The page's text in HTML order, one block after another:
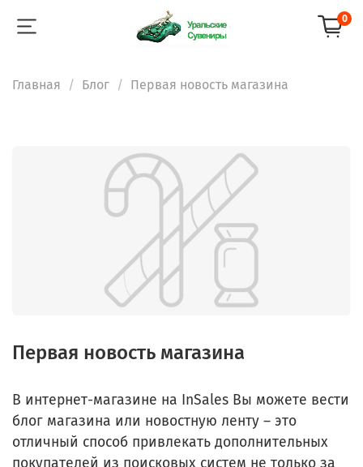
0
Главная Блог Первая новость магазина
Первая новость магазина
В интернет-магазине на InSales Вы можете вести
блог магазина или новостную ленту – это
отличный способ привлекать дополнительных
покупателей из поисковых систем не только за